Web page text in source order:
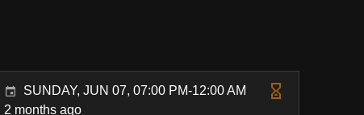
SUNDAY, JUN 07, 07:00 PM-12:00 AM
2 months ago